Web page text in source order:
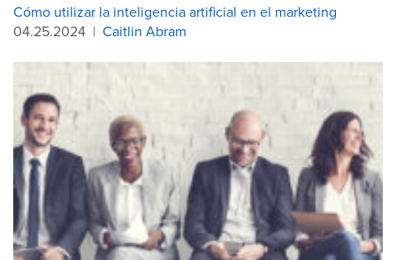
Cómo utilizar la inteligencia artificial en el marketing
04.25.2024 | Caitlin Abram